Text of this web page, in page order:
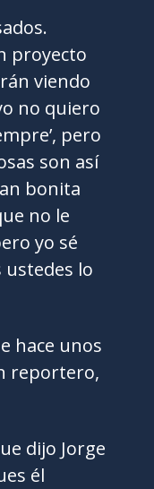
proyecto
viendo
no quiero
pero
son así
bonita
no le
yo sé
ustedes lo
hace unos
reportero,
dijo Jorge
él